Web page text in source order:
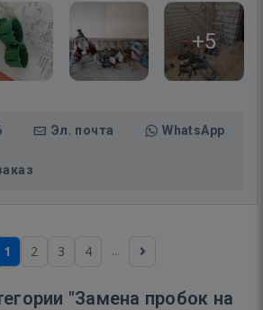
+5
Эл. почта WhatsApp
1 2 3 4 ...
"Замена пробок на